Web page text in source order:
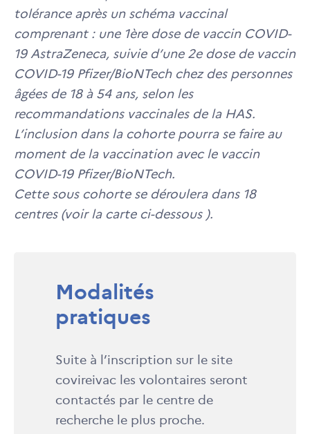
tolérance après un schéma vaccinal
comprenant : une 1ère dose de vaccin COVID-
19 AstraZeneca, suivie d’une 2e dose de vaccin
COVID-19 Pfizer/BioNTech chez des personnes
âgées de 18 à 54 ans, selon les
recommandations vaccinales de la HAS.
L’inclusion dans la cohorte pourra se faire au
moment de la vaccination avec le vaccin
COVID-19 Pfizer/BioNTech.
Cette sous cohorte se déroulera dans 18
centres (voir la carte ci-dessous ).
Modalités
pratiques
Suite à l’inscription sur le site
covireivac les volontaires seront
contactés par le centre de
recherche le plus proche.